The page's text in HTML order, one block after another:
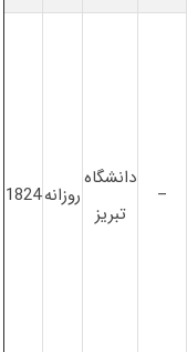
–
دانشگاه
تبریز
روزانه1824